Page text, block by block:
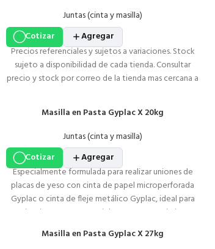
Juntas (cinta y masilla)
Cotizar
Agregar
Precios referenciales y sujetos a variaciones. Stock
sujeto a disponibilidad de cada tienda. Consultar
precio y stock por correo de la tienda mas cercana a
descripción del producto.
Masilla en Pasta Gyplac X 20kg
Juntas (cinta y masilla)
Cotizar
Agregar
Especialmente formulada para realizar uniones de
placas de yeso con cinta de papel microperforada
Gyplac o cinta de fleje metálico Gyplac, ideal para
terminaciones en muros, cielos rasos, revestimientos
Masilla en Pasta Gyplac X 27kg